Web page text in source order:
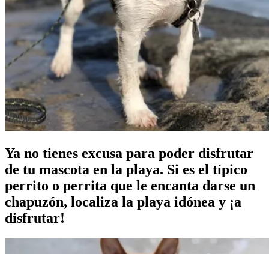
Ya no tienes excusa para poder disfrutar
de tu mascota en la playa. Si es el típico
perrito o perrita que le encanta darse un
chapuzón, localiza la playa idónea y ¡a
disfrutar!